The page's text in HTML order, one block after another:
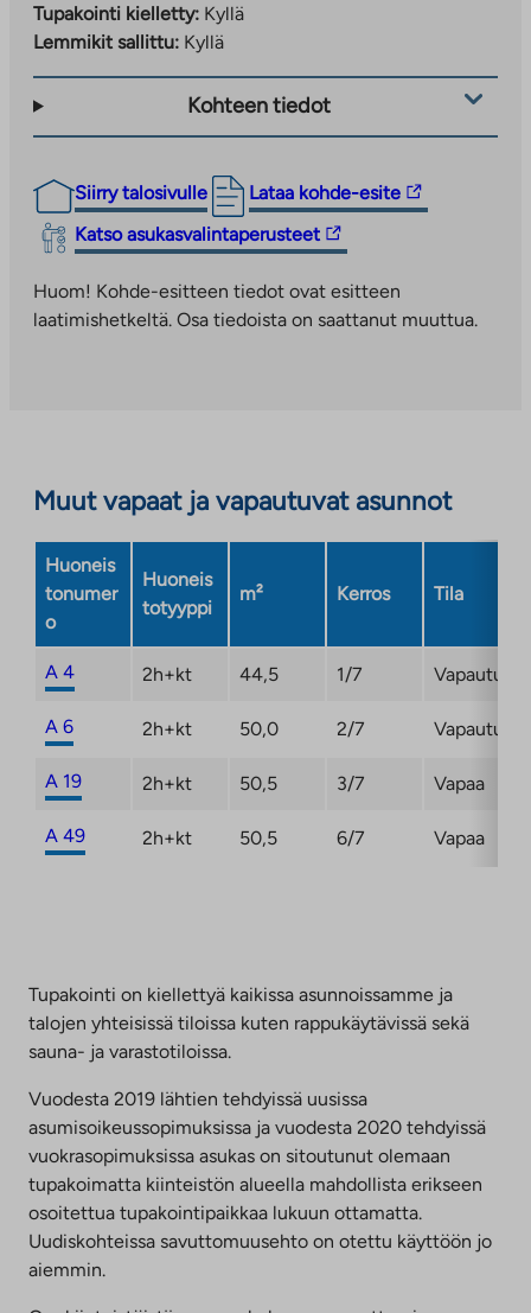
Tupakointi kielletty: Kyllä
Lemmikit sallittu: Kyllä
Kohteen tiedot
Siirry talosivulle Lataa kohde-esite
Linkki
vie
ulkopuoliseen
Linkki
aukeaa
Katso asukasvalintaperusteet
Linkki
vie
ulkopuoliseen
palveluun.
Huom! Kohde-esitteen tiedot ovat esitteen
laatimishetkeltä. Osa tiedoista on saattanut muuttua.
Muut vapaat ja vapautuvat asunnot
Huoneis
tonumer
o
Huoneis
totyyppi
m² Kerros Tila
A 4 2h+kt 44,5 1/7
A 6 2h+kt 50,0 2/7
A 19 2h+kt 50,5 3/7 Vapaa
A 49 2h+kt 50,5 6/7 Vapaa
Tupakointi on kiellettyä kaikissa asunnoissamme ja
talojen yhteisissä tiloissa kuten rappukäytävissä sekä
sauna- ja varastotiloissa.
Vuodesta 2019 lähtien tehdyissä uusissa
asumisoikeussopimuksissa ja vuodesta 2020 tehdyissä
vuokrasopimuksissa asukas on sitoutunut olemaan
tupakoimatta kiinteistön alueella mahdollista erikseen
osoitettua tupakointipaikkaa lukuun ottamatta.
Uudiskohteissa savuttomuusehto on otettu käyttöön jo
aiemmin.